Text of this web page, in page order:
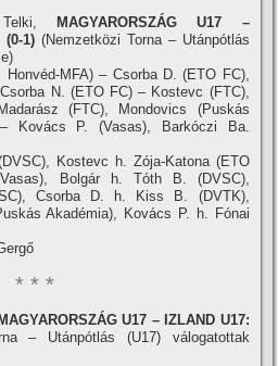
MAGYARORSZÁG U17 –
(0-1) (Nemzetközi Torna – Utánpótlás
MFA) – Csorba D. (ETO FC),
N. (ETO FC) – Kostevc (FTC),
(FTC), Mondovics (Puskás
Kovács P. (Vasas), Barkóczi Ba.
Kostevc h. Zója-Katona (ETO
Bolgár h. Tóth B. (DVSC),
Csorba D. h. Kiss B. (DVTK),
Akadémia), Kovács P. h. Fónai
* * *
MAGYARORSZÁG U17 – IZLAND U17:
– Utánpótlás (U17) válogatottak